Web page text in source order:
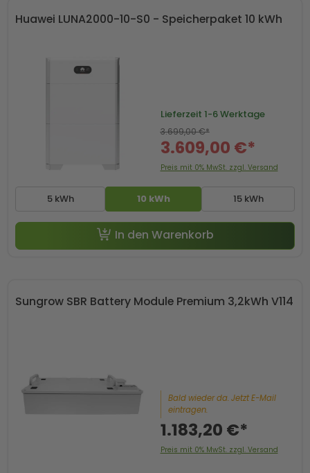
Huawei LUNA2000-10-S0 - Speicherpaket 10 kWh
5 kWh 10 kWh 15 kWh
Lieferzeit 1-6 Werktage
3.609,00 €*
3.699,00 €*
Preis mit 0% MwSt. zzgl. Versand
In den Warenkorb
Sungrow SBR Battery Module Premium 3,2kWh V114
Bald wieder da. Jetzt E-Mail
eintragen.
1.183,20 €*
Preis mit 0% MwSt. zzgl. Versand